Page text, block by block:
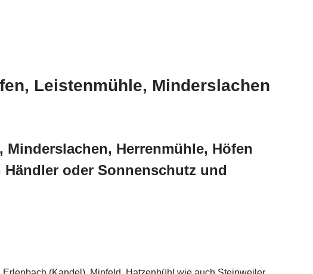
Leistenmühle, Minderslachen
Herrenmühle, Höfen
oder Sonnenschutz und